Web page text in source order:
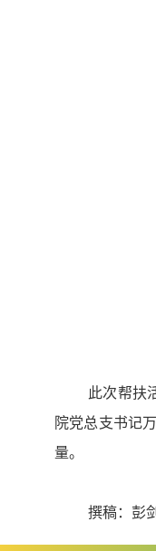
此次帮扶
院党总支书记
量。
撰稿：彭